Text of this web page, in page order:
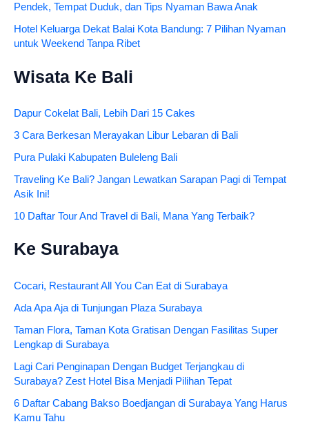
Pendek, Tempat Duduk, dan Tips Nyaman Bawa Anak
Hotel Keluarga Dekat Balai Kota Bandung: 7 Pilihan Nyaman
untuk Weekend Tanpa Ribet
Wisata Ke Bali
Dapur Cokelat Bali, Lebih Dari 15 Cakes
3 Cara Berkesan Merayakan Libur Lebaran di Bali
Pura Pulaki Kabupaten Buleleng Bali
Traveling Ke Bali? Jangan Lewatkan Sarapan Pagi di Tempat
Asik Ini!
10 Daftar Tour And Travel di Bali, Mana Yang Terbaik?
Ke Surabaya
Cocari, Restaurant All You Can Eat di Surabaya
Ada Apa Aja di Tunjungan Plaza Surabaya
Taman Flora, Taman Kota Gratisan Dengan Fasilitas Super
Lengkap di Surabaya
Lagi Cari Penginapan Dengan Budget Terjangkau di
Surabaya? Zest Hotel Bisa Menjadi Pilihan Tepat
6 Daftar Cabang Bakso Boedjangan di Surabaya Yang Harus
Kamu Tahu